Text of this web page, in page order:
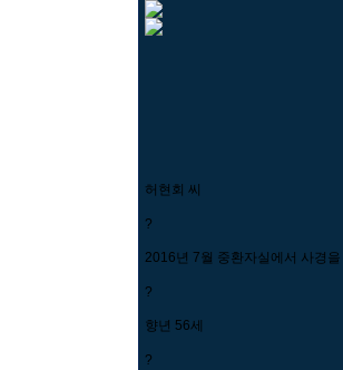
허현회 씨
?
2016년 7월 중환자실에서 사경
?
향년 56세
?